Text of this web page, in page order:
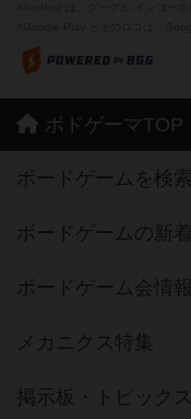
ボドゲーマTOP
ボードゲームを検
ボードゲームの新
ボードゲーム会情報
メカニクス特集
掲示板・トピックス